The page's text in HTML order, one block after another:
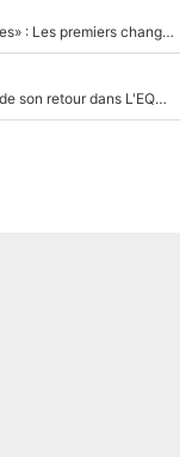
«Il y a probablement besoin de changer des choses» : Les premiers changements de Zinedine Zidane en équipe de France sont révélés ?
France Pierron sur La Chaîne L'EQUIPE : La date de son retour dans L'EQUIPE de Choc est connue... et c'était très attendu